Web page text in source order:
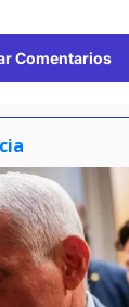
Comentarios